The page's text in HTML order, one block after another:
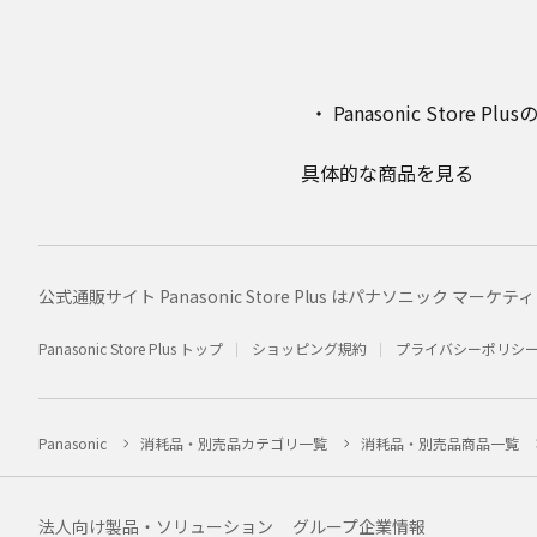
Panasonic Store Plus
具体的な商品を見る
公式通販サイト Panasonic Store Plus はパナソニック マーケテ
Panasonic Store Plus トップ ショッピング規約 プライバシーポリシー
Panasonic 消耗品・別売品カテゴリ一覧 消耗品・別売品商品一覧
法人向け製品・ソリューション グループ企業情報